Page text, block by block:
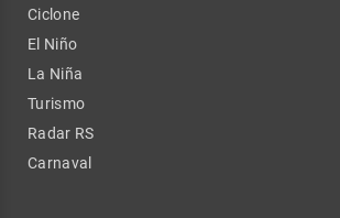
Ciclone
El Niño
La Niña
Turismo
Radar RS
Carnaval